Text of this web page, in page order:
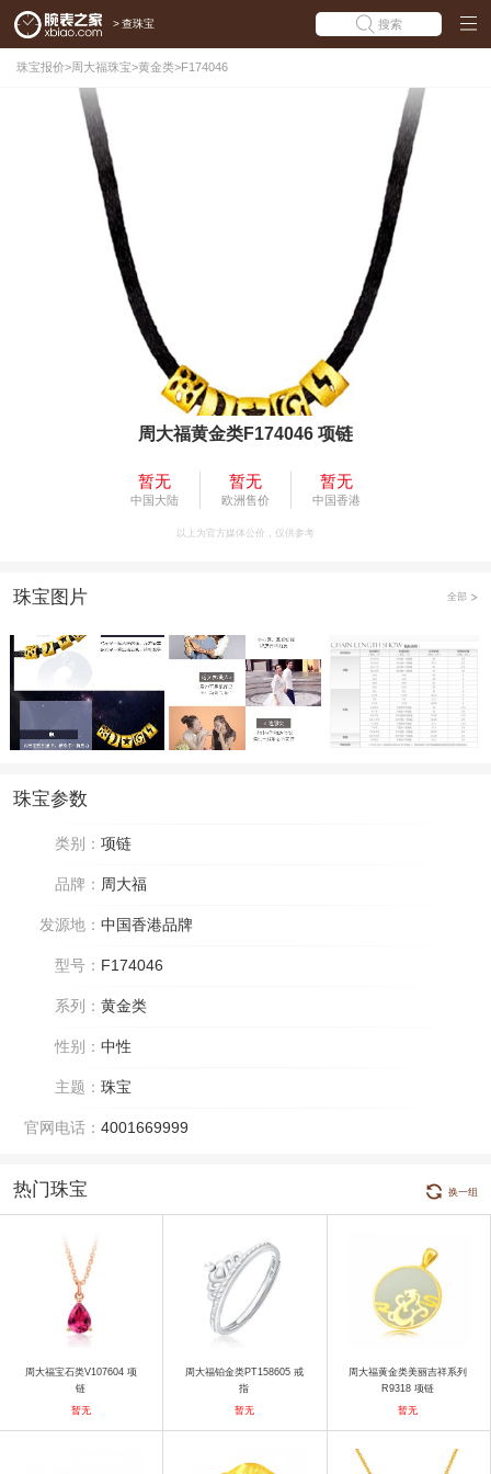
> 查珠宝 搜索
珠宝报价> 周大福珠宝>黄金类>F174046
周大福黄金类F174046 项链
暂无
中国大陆
暂无
欧洲售价
暂无
中国香港
以上为官方媒体公价，仅供参考
珠宝图片 全部
珠宝参数
类别： 项链
品牌： 周大福
发源地： 中国香港品牌
型号： F174046
系列： 黄金类
性别： 中性
主题： 珠宝
官网电话： 4001669999
热门珠宝 换一组
周大福宝石类V107604 项
链
暂无
周大福铂金类PT158605 戒
指
暂无
周大福黄金类美丽吉祥系列
R9318 项链
暂无